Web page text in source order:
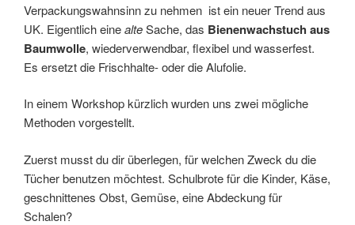
Verpackungswahnsinn zu nehmen ist ein neuer Trend aus
UK. Eigentlich einealteSache, das Bienenwachstuch aus
Baumwolle, wiederverwendbar, flexibel und wasserfest.
Es ersetzt die Frischhalte- oder die Alufolie.
In einem Workshop kürzlich wurden uns zwei mögliche
Methoden vorgestellt.
Zuerst musst du dir überlegen, für welchen Zweck du die
Tücher benutzen möchtest. Schulbrote für die Kinder, Käse,
geschnittenes Obst, Gemüse, eine Abdeckung für
Schalen?